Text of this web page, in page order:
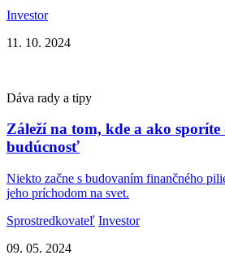
Investor
11. 10. 2024
Dáva rady a tipy
Záleží na tom, kde a ako
budúcnosť
Niekto začne s budovaním finančného
jeho príchodom na svet.
Sprostredkovateľ Investor
09. 05. 2024